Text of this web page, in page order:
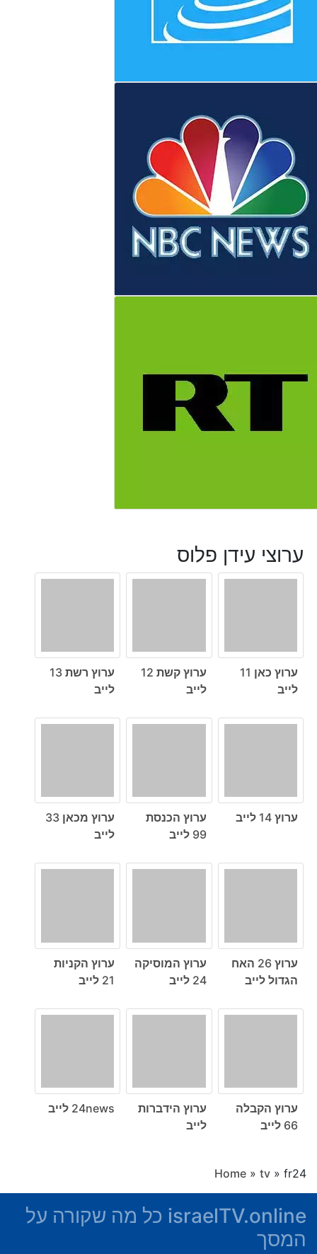
ערוצי עידן פלוס
ערוץ כאן 11
לייב
ערוץ קשת 12
לייב
ערוץ רשת 13
לייב
ערוץ 14 לייב
ערוץ הכנסת
99 לייב
ערוץ מכאן 33
לייב
ערוץ 26 האח
הגדול לייב
ערוץ המוסיקה
24 לייב
ערוץ הקניות
21 לייב
ערוץ הקבלה
66 לייב
ערוץ הידברות
לייב
24news לייב
Home » tv » fr24
israelTV.online כל מה שקורה על
המסך